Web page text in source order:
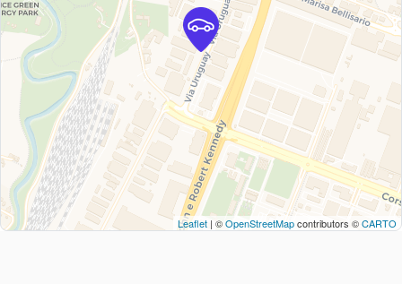
Leaflet | ©OpenStreetMapcontributors ©CARTO